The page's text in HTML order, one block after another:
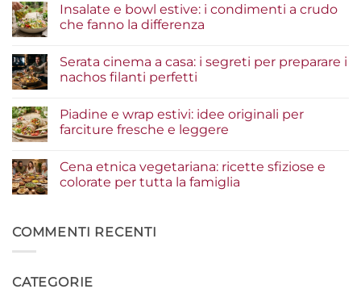
su
Tacos
di
guida
agli
ingredienti
risultato
gourmet
Insalate e bowl estive: i condimenti a crudo
che fanno la differenza
su
Insalate
e
condimenti
a
fanno
la
differenza
Serata cinema a casa: i segreti per preparare i
nachos filanti perfetti
su
Serata
cinema
i
segreti
per
filanti
perfetti
Piadine e wrap estivi: idee originali per
farciture fresche e leggere
su
Piadine
e
originali
per
leggere
Cena etnica vegetariana: ricette sfiziose e
colorate per tutta la famiglia
Cena
etnica
e
COMMENTI RECENTI
CATEGORIE